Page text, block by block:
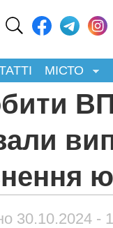
МІСТО
30.10.2024 -